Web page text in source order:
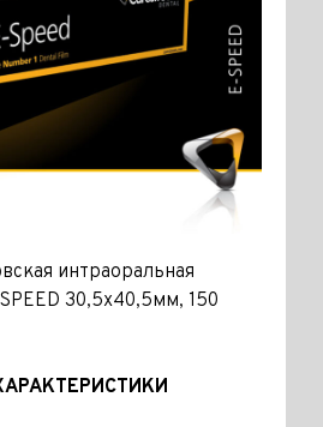
интраоральная
30,5х40,5мм, 150